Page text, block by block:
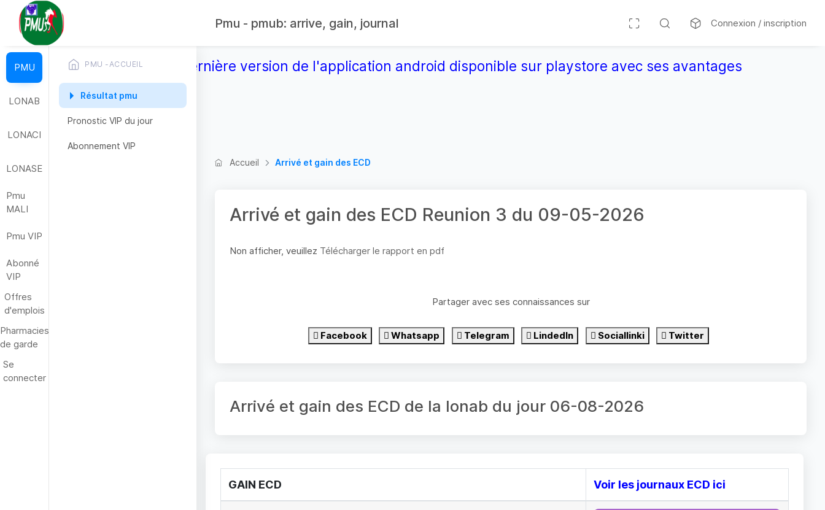
Pmu - pmub: arrive, gain, journal Connexion / inscription
Télécharger la dernière version de l'application android disponible sur playstore avec ses avantages
PMU
LONAB
LONACI
LONASE
Pmu
MALI
Pmu VIP
Abonné
VIP
Offres
d'emplois
Pharmacies
de garde
Se
connecter
PMU -ACCUEIL
Résultat pmu
Pronostic VIP du jour
Abonnement VIP
Accueil
Arrivé et gain des ECD
Arrivé et gain des ECD Reunion 3 du 09-05-2026
Non afficher, veuillez Télécharger le rapport en pdf
Partager avec ses connaissances sur
Facebook Whatsapp Telegram LindedIn Sociallinki Twitter
Arrivé et gain des ECD de la lonab du jour 06-08-2026
GAIN ECD Voir les journaux ECD ici